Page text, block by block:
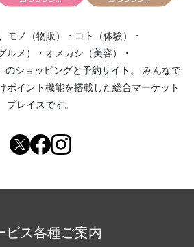
モノ（物販） ・ コト（体験）
・
ルメ）
・ オメカシ（美容）
・
のショッピングと予約サイト。
みんなで
ポイント機能を搭載した総合マーケット
プレイスです。
ビス各種ご案内